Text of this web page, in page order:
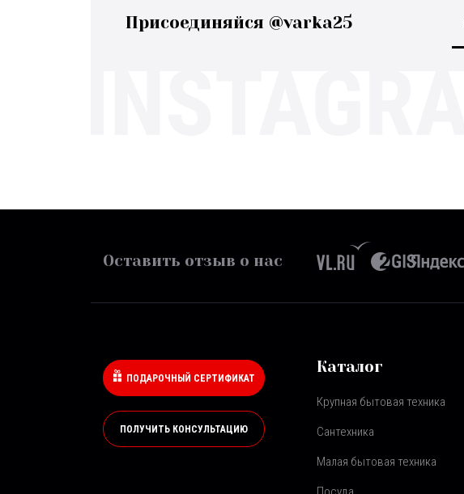
Присоединяйся @varka25
Оставить отзыв о нас
ПОДАРОЧНЫЙ СЕРТИФИКАТ
ПОЛУЧИТЬ КОНСУЛЬТАЦИЮ
Каталог
Крупная бытовая техника
Сантехника
Малая бытовая техника